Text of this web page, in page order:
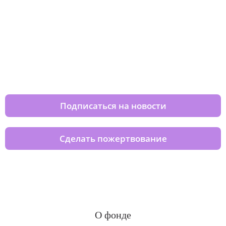
Подписаться на новости
Сделать пожертвование
О фонде